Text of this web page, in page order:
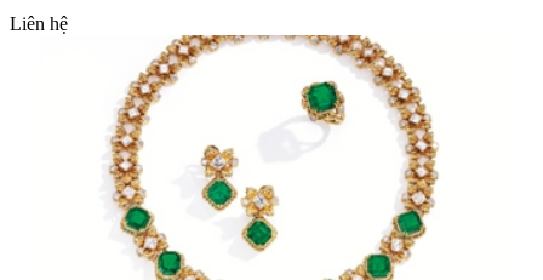
Liên hệ